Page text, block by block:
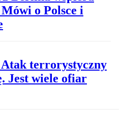
o Polsce i
Atak terrorystyczny
Jest wiele ofiar